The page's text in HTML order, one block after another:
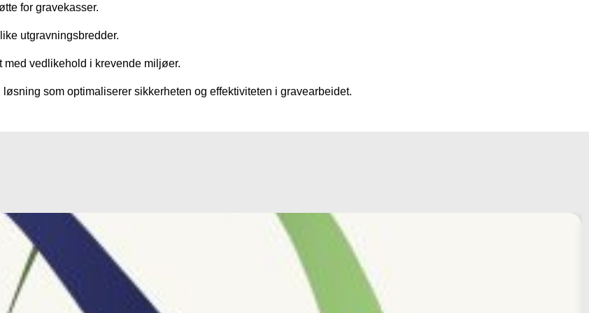
for gravekasser.
utgravningsbredder.
med vedlikehold i krevende miljøer.
som optimaliserer sikkerheten og effektiviteten i gravearbeidet.